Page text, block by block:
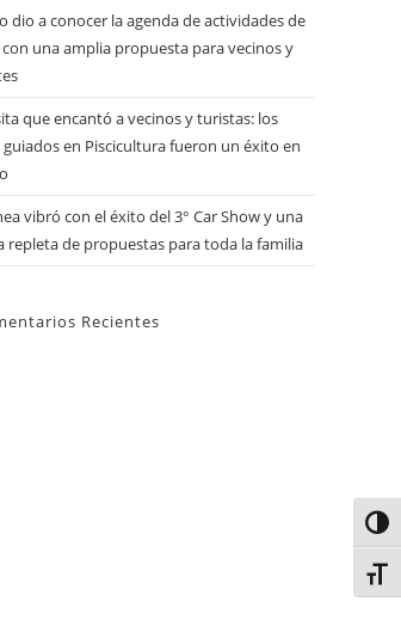
dio a conocer la agenda de actividades de
una amplia propuesta para vecinos y
que encantó a vecinos y turistas: los
guiados en Piscicultura fueron un éxito en
vibró con el éxito del 3° Car Show y una
repleta de propuestas para toda la familia
Recientes